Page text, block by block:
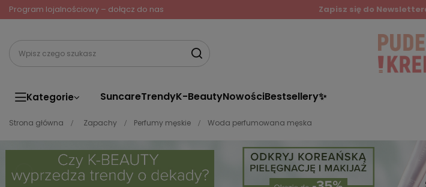
Program lojalnościowy – dołącz do nas Zapisz się do
Kategorie SuncareTrendyK-BeautyNowościBestsellery✨
Strona główna Zapachy Perfumy męskie Woda perfumowana męska